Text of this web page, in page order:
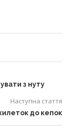
з нуту
Наступна стаття
до кепок